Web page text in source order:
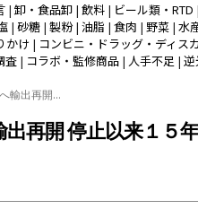
|卸・食品卸 | 飲料 | ビール類・RTD |
| 砂糖 | 製粉| 油脂 | 食肉 | 野菜 | 水
かけ | コンビニ・ドラッグ・ディス
査 | コラボ・監修商品 | 人手不足 |
輸出再開...
再開 停止以来１５